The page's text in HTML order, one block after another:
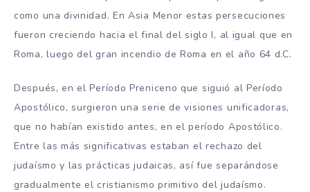
como una divinidad. En Asia Menor estas persecuciones
fueron creciendo hacia el final del siglo I, al igual que en
Roma, luego del gran incendio de Roma en el año 64 d.C.
Después, en el Período Preniceno que siguió al Período
Apostólico, surgieron una serie de visiones unificadoras,
que no habían existido antes, en el período Apostólico.
Entre las más significativas estaban el rechazo del
judaísmo y las prácticas judaicas, así fue separándose
gradualmente el cristianismo primitivo del judaísmo.